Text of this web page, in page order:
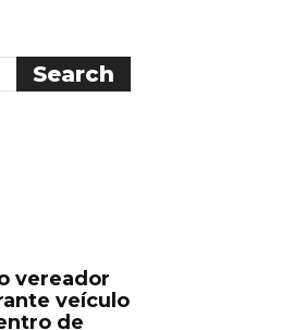
vereador
veículo
de